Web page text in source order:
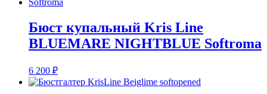
Бюст купальный Kris Line
BLUEMARE NIGHTBLUE Softroma
6 200 ₽